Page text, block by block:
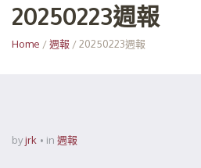
20250223週報
Home /週報 / 20250223週報
byjrk in 週報